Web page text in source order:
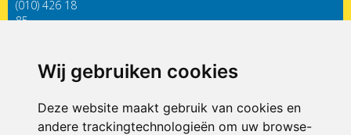
Wij gebruiken cookies
Deze website maakt gebruik van cookies en
andere trackingtechnologieën om uw browse-
(010) 426 18
85
ONDERDEEL VAN